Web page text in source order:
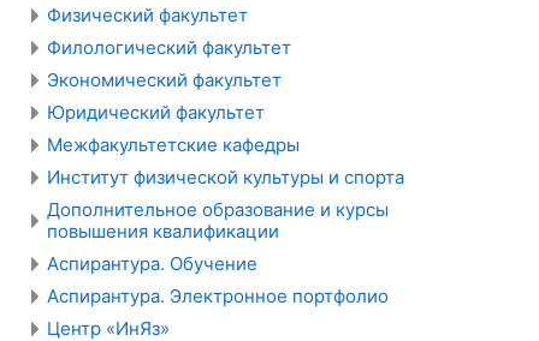
Физический факультет
Филологический факультет
Экономический факультет
Юридический факультет
Межфакультетские кафедры
Институт физической культуры и спорта
Дополнительное образование и курсы
повышения квалификации
Аспирантура. Обучение
Аспирантура. Электронное портфолио
Центр «ИнЯз»